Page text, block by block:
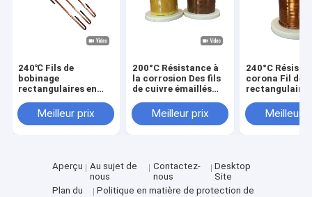
240℃ Fils de
bobinage
rectangulaires en
HEVW-240℃ pour
une bonne résistance
Meilleur prix
200°C Résistance à
la corrosion Des fils
de cuivre émaillés
transformateur du
moteur
Largement utilisés
dans les moteurs
Meilleur prix
240°C
corona Fil de
rectangulaire
dans leMeilleur
Aperçu
Au sujet de
nous
Contactez-
nous
Desktop
Site
Plan du
Politique en matière de protection de